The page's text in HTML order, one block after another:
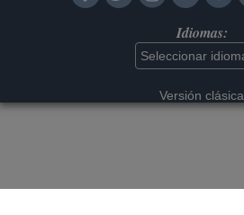
Idiomas:
Versión clásica